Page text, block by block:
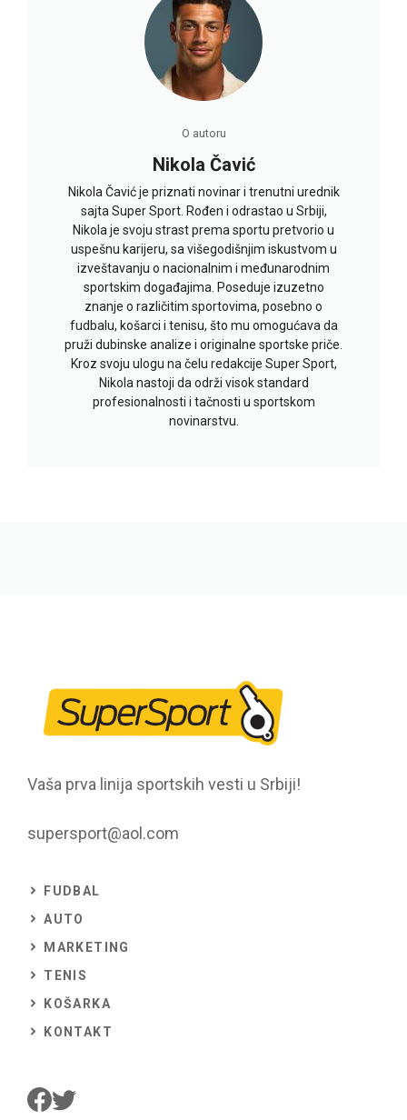
O autoru
Nikola Čavić
Nikola Čavić je priznati novinar i trenutni urednik
sajta Super Sport. Rođen i odrastao u Srbiji,
Nikola je svoju strast prema sportu pretvorio u
uspešnu karijeru, sa višegodišnjim iskustvom u
izveštavanju o nacionalnim i međunarodnim
sportskim događajima. Poseduje izuzetno
znanje o različitim sportovima, posebno o
fudbalu, košarci i tenisu, što mu omogućava da
pruži dubinske analize i originalne sportske priče.
Kroz svoju ulogu na čelu redakcije Super Sport,
Nikola nastoji da održi visok standard
profesionalnosti i tačnosti u sportskom
novinarstvu.
Vaša prva linija sportskih vesti u Srbiji!
supersport@aol.com
FUDBAL
AUTO
MARKETING
TENIS
KOŠARKA
KONTAKT